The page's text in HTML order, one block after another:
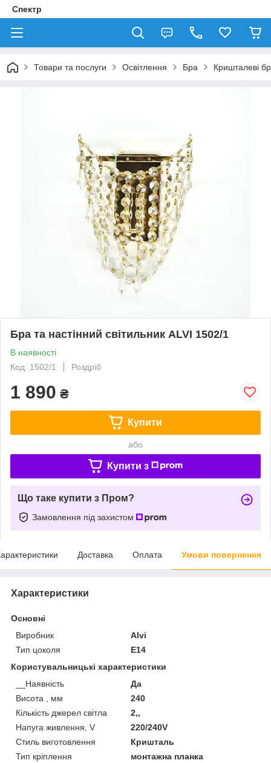
Спектр
Товари та послуги Освітлення Бра Кришталеві
Брa та настінний світильник АLVI 1502/1
В наявності
Код: 1502/1
Роздріб
1 890 ₴
Купити
або
Купити з
Що таке купити з Пром?
Замовлення під захистом
Доставка Оплата Умови повернення
Характеристики
Основні
Виробник
Alvi
Тип цоколя
E14
Користувальницькі характеристики
__Наявність
Да
Висота , мм
240
Кількість джерел світла
2,,
Напуга живлення, V
220/240V
Стиль виготовлення
Кришталь
Тип кріплення
монтажна планка